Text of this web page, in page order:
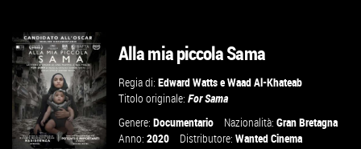
GUARDA IL TRAILER
VAI ALLA SCHEDA
Alla mia piccola Sama
Regia di:Edward WattseWaad Al-Khateab
Titolo originale:For Sama
Genere:Documentario Nazionalità:Gran Bretagna
Anno:2020 Distributore:Wanted Cinema